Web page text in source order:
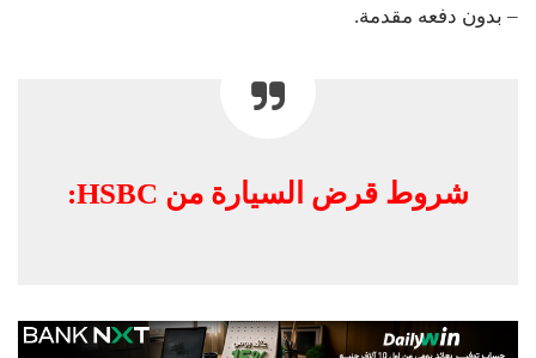
– بدون دفعه مقدمة.
شروط قرض السيارة من HSBC: